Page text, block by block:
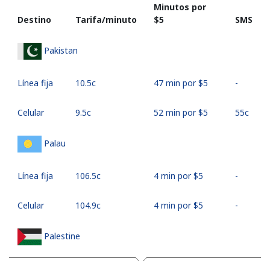
Destino Tarifa/minuto
Minutos por
⁦$5⁩
SMS
Pakistan
Línea fija ⁦10.5c⁩ 47 min por ⁦$5⁩ -
Celular ⁦9.5c⁩ 52 min por ⁦$5⁩ ⁦55c⁩
Palau
Línea fija ⁦106.5c⁩ 4 min por ⁦$5⁩ -
Celular ⁦104.9c⁩ 4 min por ⁦$5⁩ -
Palestine